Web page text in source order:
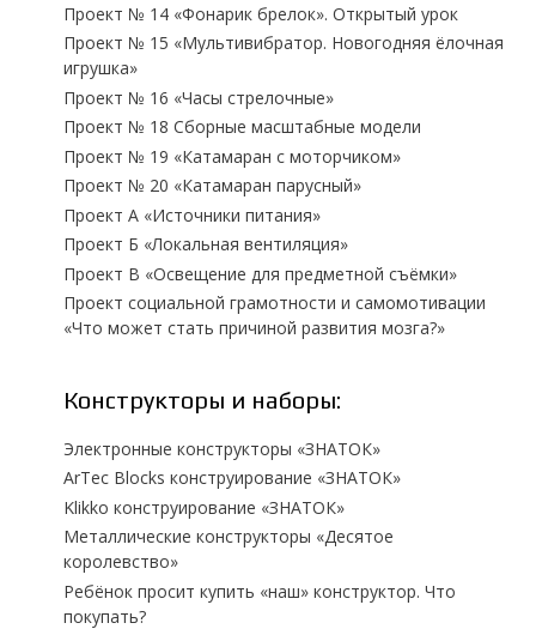
Проект № 14 «Фонарик брелок». Открытый урок
Проект № 15 «Мультивибратор. Новогодняя ёлочная
игрушка»
Проект № 16 «Часы стрелочные»
Проект № 18 Сборные масштабные модели
Проект № 19 «Катамаран с моторчиком»
Проект № 20 «Катамаран парусный»
Проект А «Источники питания»
Проект Б «Локальная вентиляция»
Проект В «Освещение для предметной съёмки»
Проект социальной грамотности и самомотивации
«Что может стать причиной развития мозга?»
Конструкторы и наборы:
Электронные конструкторы «ЗНАТОК»
ArTec Blocks конструирование «ЗНАТОК»
Klikko конструирование «ЗНАТОК»
Металлические конструкторы «Десятое
королевство»
Ребёнок просит купить «наш» конструктор. Что
покупать?